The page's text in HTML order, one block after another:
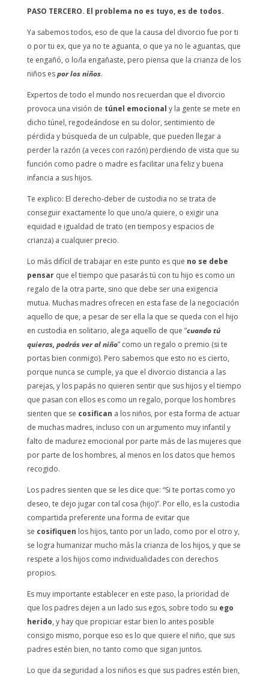
PASO TERCERO. El problema no es tuyo, es de todos.
Ya sabemos todos, eso de que la causa del divorcio fue por ti
o por tu ex, que ya no te aguanta, o que ya no le aguantas, que
te engañó, o lo/la engañaste, pero piensa que la crianza de los
niños espor los niños.
Expertos de todo el mundo nos recuerdan que el divorcio
provoca una visión de túnel emocional y la gente se mete en
dicho túnel, regodeándose en su dolor, sentimiento de
pérdida y búsqueda de un culpable, que pueden llegar a
perder la razón (a veces con razón) perdiendo de vista que su
función como padre o madre es facilitar una feliz y buena
infancia a sus hijos.
Te explico: El derecho-deber de custodia no se trata de
conseguir exactamente lo que uno/a quiere, o exigir una
equidad e igualdad de trato (en tiempos y espacios de
crianza) a cualquier precio.
Lo más difícil de trabajar en este punto es que no se debe
pensarque el tiempo que pasarás tú con tu hijo es como un
regalo de la otra parte, sino que debe ser una exigencia
mutua. Muchas madres ofrecen en esta fase de la negociación
aquello de que, a pesar de ser ella la que se queda con el hijo
en custodia en solitario, alega aquello de que “cuando tú
quieras, podrás ver al niño” como un regalo o premio (si te
portas bien conmigo). Pero sabemos que esto no es cierto,
porque nunca se cumple, ya que el divorcio distancia a las
parejas, y los papás no quieren sentir que sus hijos y el tiempo
que pasan con ellos es como un regalo, porque los hombres
sienten que se cosifican a los niños, por esta forma de actuar
de muchas madres, incluso con un argumento muy infantil y
falto de madurez emocional por parte más de las mujeres que
por parte de los hombres, al menos en los datos que hemos
recogido.
Los padres sienten que se les dice que: “Si te portas como yo
deseo, te dejo jugar con tal cosa (hijo)”. Por ello, es la custodia
compartida preferente una forma de evitar que
se cosifiquen los hijos, tanto por un lado, como por el otro y,
se logra humanizar mucho más la crianza de los hijos, y que se
respete a los hijos como individualidades con derechos
propios.
Es muy importante establecer en este paso, la prioridad de
que los padres dejen a un lado sus egos, sobre todo su ego
herido, y hay que propiciar estar bien lo antes posible
consigo mismo, porque eso es lo que quiere el niño, que sus
padres estén bien, no tanto como que sigan juntos.
Lo que da seguridad a los niños es que sus padres estén bien,